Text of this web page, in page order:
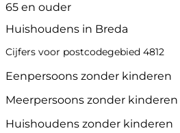
65 en ouder
Huishoudens in Breda
Cijfers voor postcodegebied 4812
Eenpersoons zonder kinderen
Meerpersoons zonder kinderen
Huishoudens zonder kinderen